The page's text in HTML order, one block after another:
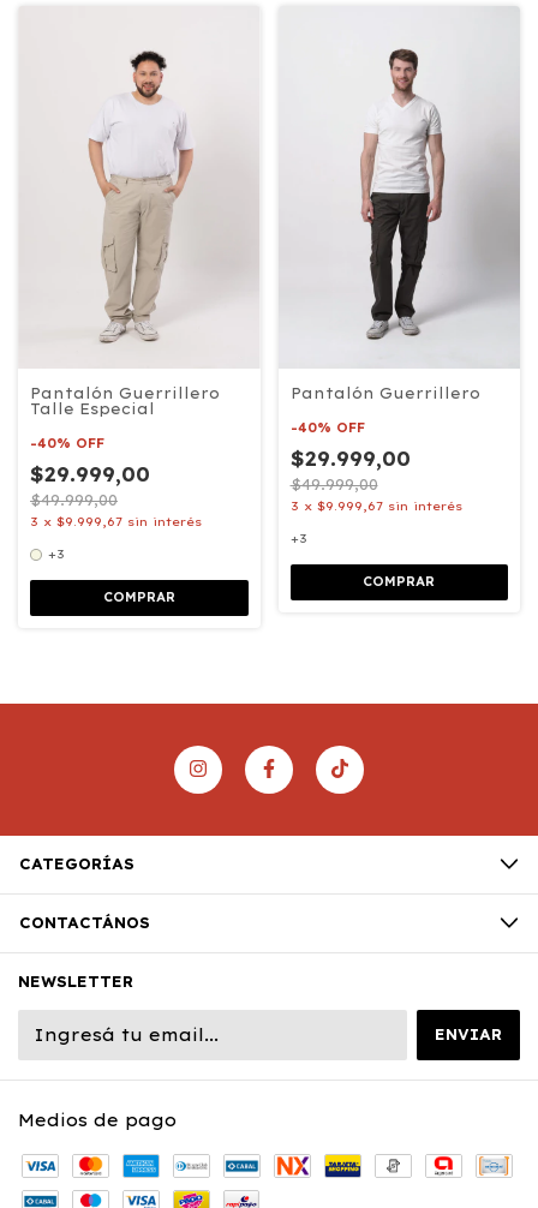
Pantalón Guerrillero
Talle Especial
-40% OFF
$29.999,00
$49.999,00
3 x $9.999,67 sin interés
+3
COMPRAR
Pantalón Guerrillero
-40% OFF
$29.999,00
$49.999,00
3 x $9.999,67 sin interés
+3
COMPRAR
CATEGORÍAS
CONTACTÁNOS
NEWSLETTER
Medios de pago